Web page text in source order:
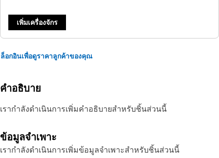
เพิ่มเครื่องจักร
ล็อกอินเพื่อดูราคาลูกค้าของคุณ
คำอธิบาย
เรากำลังดำเนินการเพิ่มคำอธิบายสำหรับชิ้นส่วนนี้
ข้อมูลจำเพาะ
เรากำลังดำเนินการเพิ่มข้อมูลจำเพาะสำหรับชิ้นส่วนนี้